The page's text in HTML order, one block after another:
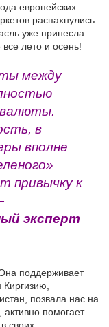
европейских
распахнулись
уже принесла
лето и осень!
между
в
вполне
привычку к
эксперт
поддерживает
позвала нас на
помогает
своих